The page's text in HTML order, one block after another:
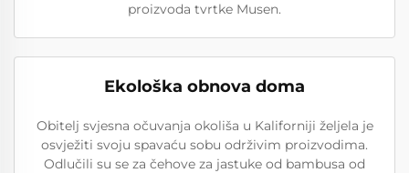
proizvoda tvrtke Musen.
Ekološka obnova doma
Obitelj svjesna očuvanja okoliša u Kaliforniji željela je
osvježiti svoju spavaću sobu održivim proizvodima.
Odlučili su se za čehove za jastuke od bambusa od